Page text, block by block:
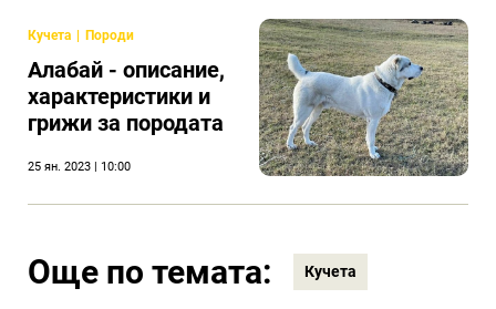
Кучета Породи
Алабай - описание,
характеристики и
грижи за породата
25 ян. 2023 | 10:00
Още по темата: Кучета